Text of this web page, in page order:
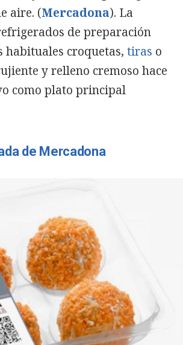
aire. (Mercadona). La
de preparación
croquetas, tiras o
y relleno cremoso hace
como plato principal
de Mercadona